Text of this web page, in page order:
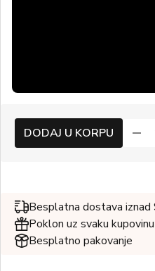
DODAJ U KORPU
Besplatna dostava
Poklon uz svaku kupovinu
Besplatno pakovanje